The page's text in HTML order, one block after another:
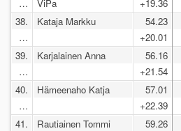
…
ViPa
+19.36
38.
…
Kataja Markku
54.23
+20.01
39.
…
Karjalainen Anna
56.16
+21.54
40.
…
Hämeenaho Katja
57.01
+22.39
41.
Rautiainen Tommi
59.26